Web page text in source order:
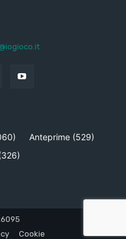
Anteprime (529)
Cookie